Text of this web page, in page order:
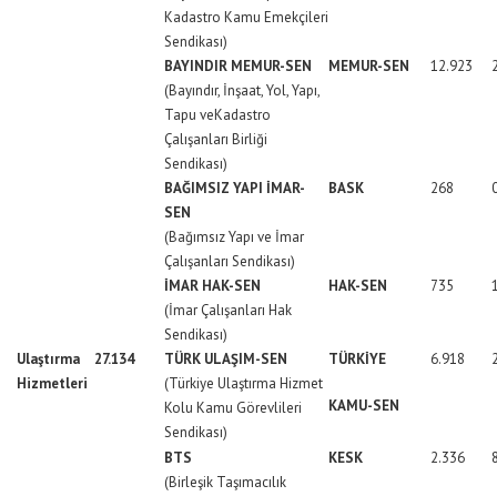
Kadastro Kamu Emekçileri
Sendikası)
BAYINDIR MEMUR-SEN
MEMUR-SEN 12.923
(Bayındır, İnşaat, Yol, Yapı,
Tapu veKadastro
Çalışanları Birliği
Sendikası)
BAĞIMSIZ YAPI İMAR-
SEN
BASK 268
(Bağımsız Yapı ve İmar
Çalışanları Sendikası)
İMAR HAK-SEN
HAK-SEN 735
(İmar Çalışanları Hak
Sendikası)
Ulaştırma
Hizmetleri
27.134 TÜRK ULAŞIM-SEN TÜRKİYE
KAMU-SEN
6.918
(Türkiye Ulaştırma Hizmet
Kolu Kamu Görevlileri
Sendikası)
BTS
KESK 2.336
(Birleşik Taşımacılık